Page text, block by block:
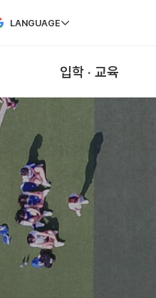
LANGUAGE
입학 · 교육